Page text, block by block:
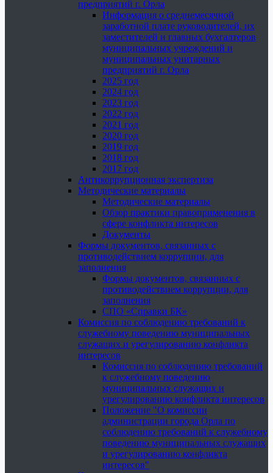
предприятий г. Орла
Информация о среднемесячной
заработной плате руководителей, их
заместителей и главных бухгалтеров
муниципальных учреждений и
муниципальных унитарных
предприятий г. Орла
2025 год
2024 год
2023 год
2022 год
2021 год
2020 год
2019 год
2018 год
2017 год
Антикоррупционная экспертиза
Методические материалы
Методические материалы
Обзор практики правоприменения в
сфере конфликта интересов
Документы
Формы документов, связанных с
противодействием коррупции, для
заполнения
Формы документов, связанных с
противодействием коррупции, для
заполнения
СПО «Справки БК»
Комиссия по соблюдению требований к
служебному поведению муниципальных
служащих и урегулированию конфликта
интересов
Комиссия по соблюдению требований
к служебному поведению
муниципальных служащих и
урегулированию конфликта интересов
Положение "О комиссии
администрации города Орла по
соблюдению требований к служебному
поведению муниципальных служащих
и урегулированию конфликта
интересов"